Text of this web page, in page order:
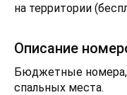
на территории
Описание
Бюджетные
спальных места.